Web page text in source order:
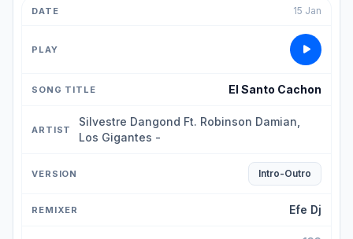
15 Jan
El Santo Cachon
Silvestre Dangond Ft. Robinson Damian,
Los Gigantes -
Intro-Outro
Efe Dj